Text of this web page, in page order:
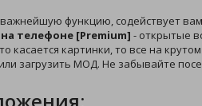
функцию, содействует
телефоне [Premium] - открытые
касается картинки, то все на
загрузить МОД. Не забывайте